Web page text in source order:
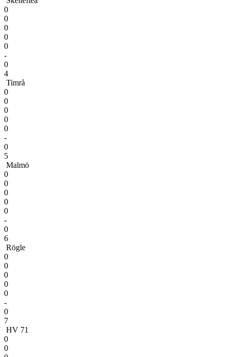
0
0
0
0
0
-
0
4
Timrå
0
0
0
0
0
-
0
5
Malmö
0
0
0
0
0
-
0
6
Rögle
0
0
0
0
0
-
0
7
HV 71
0
0